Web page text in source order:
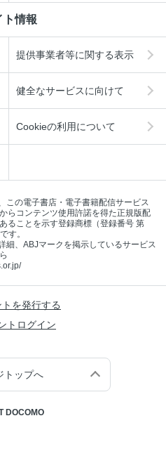
ト情報
提供事業者等に関する表示
健全なサービスに向けて
Cookieの利用について
この電子書店・電子書籍配信サービス
らコンテンツ使用許諾を得た正規版配
ることを示す登録商標（登録番号 第
す。
細、ABJマークを掲示しているサービス
を発行する
トログイン
トップへ
DOCOMO